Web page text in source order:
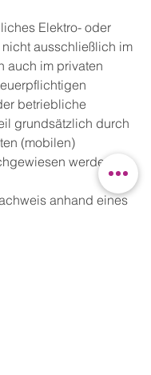
Elektro- oder
ausschließlich im
auch im privaten
betriebliche
grundsätzlich durch
(mobilen)
werden.
anhand eines